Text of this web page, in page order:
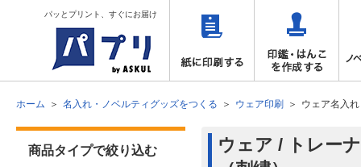
パッとプリント、すぐにお届け
ホーム 名入れ・ノベルティグッズをつくる ウェア印刷 ウェア名入
ウェア / トレー
商品タイプで絞り込む